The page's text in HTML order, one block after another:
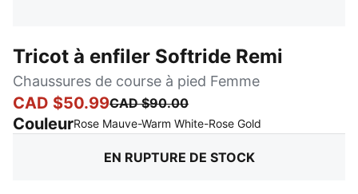
Tricot à enfiler Softride Remi
Chaussures de course à pied Femme
CAD $50.99CAD $90.00
CouleurRose Mauve-Warm White-Rose Gold
EN RUPTURE DE STOCK